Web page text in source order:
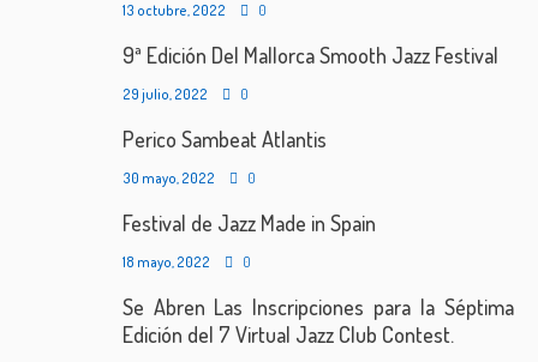
13 octubre, 2022 0
9ª Edición Del Mallorca Smooth Jazz Festival
29 julio, 2022 0
Perico Sambeat Atlantis
30 mayo, 2022 0
Festival de Jazz Made in Spain
18 mayo, 2022 0
Se Abren Las Inscripciones para la Séptima
Edición del 7 Virtual Jazz Club Contest.